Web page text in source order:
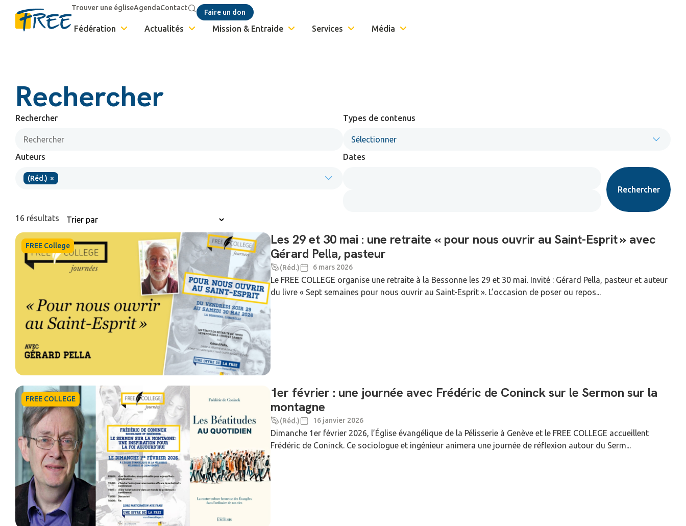
Trouver une égliseAgendaContact
Faire un don
Fédération Actualités Mission & Entraide Services Média
Rechercher
Rechercher Types de contenus
Sélectionner
Auteurs
(Réd.) ×
Dates
Rechercher
16 résultats
FREE College
Les 29 et 30 mai : une retraite « pour nous ouvrir au Saint-Esprit » avec
Gérard Pella, pasteur
(Réd.) 6 mars 2026
Le FREE COLLEGE organise une retraite à la Bessonne les 29 et 30 mai. Invité : Gérard Pella, pasteur et auteur
du livre « Sept semaines pour nous ouvrir au Saint-Esprit ». L’occasion de poser ou repos...
FREE COLLEGE
1er février : une journée avec Frédéric de Coninck sur le Sermon sur la
montagne
(Réd.) 16 janvier 2026
Dimanche 1er février 2026, l’Église évangélique de la Pélisserie à Genève et le FREE COLLEGE accueillent
Frédéric de Coninck. Ce sociologue et ingénieur animera une journée de réflexion autour du Serm...